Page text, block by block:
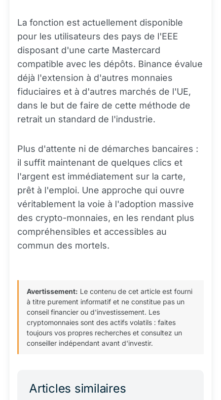
La fonction est actuellement disponible
pour les utilisateurs des pays de l'EEE
disposant d'une carte Mastercard
compatible avec les dépôts. Binance évalue
déjà l'extension à d'autres monnaies
fiduciaires et à d'autres marchés de l'UE,
dans le but de faire de cette méthode de
retrait un standard de l'industrie.
Plus d'attente ni de démarches bancaires :
il suffit maintenant de quelques clics et
l'argent est immédiatement sur la carte,
prêt à l'emploi. Une approche qui ouvre
véritablement la voie à l'adoption massive
des crypto-monnaies, en les rendant plus
compréhensibles et accessibles au
commun des mortels.
Avertissement: Le contenu de cet article est fourni
à titre purement informatif et ne constitue pas un
conseil financier ou d'investissement. Les
cryptomonnaies sont des actifs volatils : faites
toujours vos propres recherches et consultez un
conseiller indépendant avant d'investir.
Articles similaires